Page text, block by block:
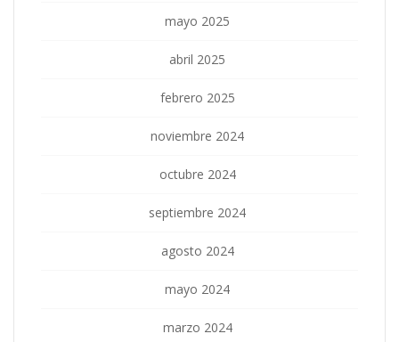
mayo 2025
abril 2025
febrero 2025
noviembre 2024
octubre 2024
septiembre 2024
agosto 2024
mayo 2024
marzo 2024